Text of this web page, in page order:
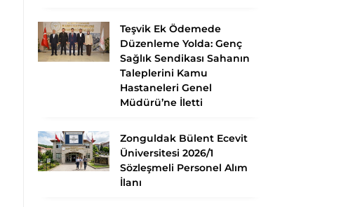
Teşvik Ek Ödemede
Düzenleme Yolda: Genç
Sağlık Sendikası Sahanın
Taleplerini Kamu
Hastaneleri Genel
Müdürü’ne İletti
Zonguldak Bülent Ecevit
Üniversitesi 2026/1
Sözleşmeli Personel Alım
İlanı